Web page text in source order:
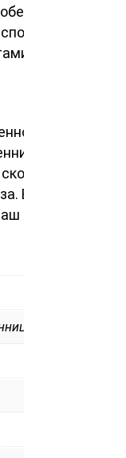
облицовки.
сорта ВС
просто
свяжется с
Выберите
планкен для